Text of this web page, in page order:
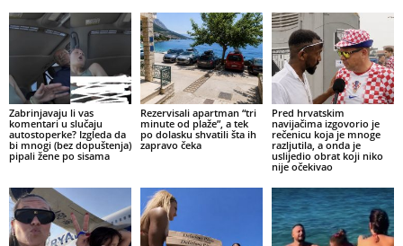
Zabrinjavaju li vas
komentari u slučaju
autostoperke? Izgleda da
bi mnogi (bez dopuštenja)
pipali žene po sisama
Rezervisali apartman “tri
minute od plaže”, a tek
po dolasku shvatili šta ih
zapravo čeka
Pred hrvatskim
navijačima izgovorio je
rečenicu koja je mnoge
razljutila, a onda je
uslijedio obrat koji niko
nije očekivao